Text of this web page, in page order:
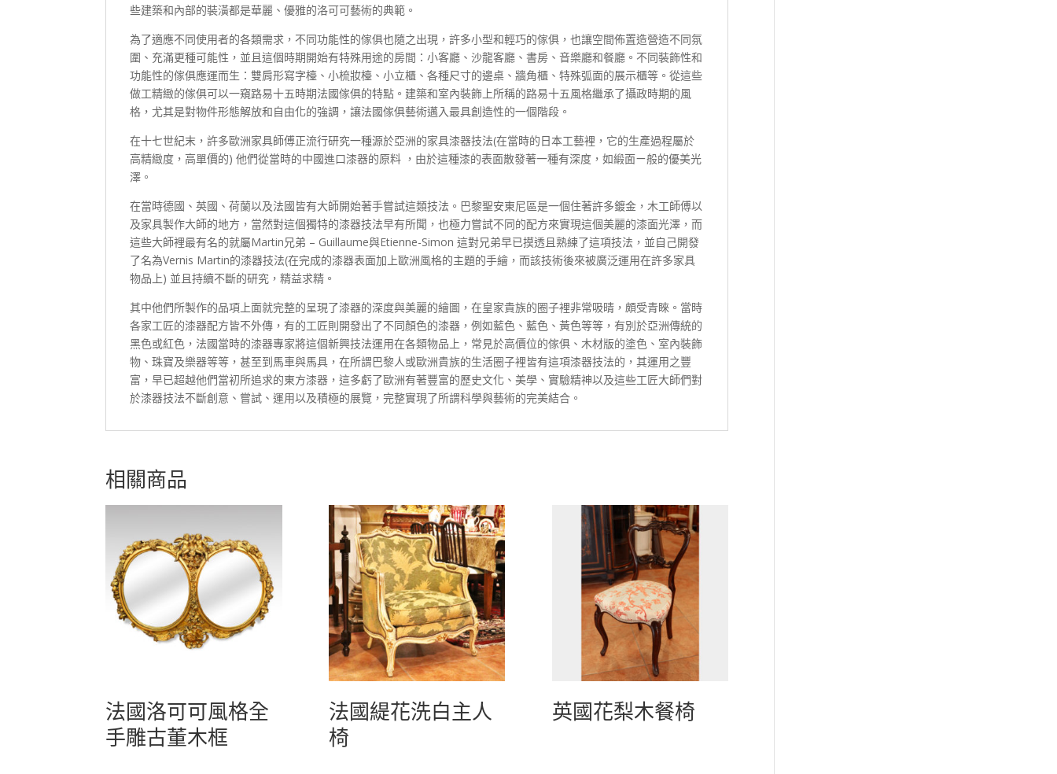
些建築和內部的裝潢都是華麗、優雅的洛可可藝術的典範。
為了適應不同使用者的各類需求，不同功能性的傢俱也隨之出現，許多小型和輕巧的傢俱，也讓空間佈置造營造不同氛
圍、充滿更種可能性，並且這個時期開始有特殊用途的房間：小客廳、沙龍客廳、書房、音樂廳和餐廳。不同裝飾性和
功能性的傢俱應運而生：雙肩形寫字檯、小梳妝檯、小立櫃、各種尺寸的邊桌、牆角櫃、特殊弧面的展示櫃等。從這些
做工精緻的傢俱可以一窺路易十五時期法國傢俱的特點。建築和室內裝飾上所稱的路易十五風格繼承了攝政時期的風
格，尤其是對物件形態解放和自由化的強調，讓法國傢俱藝術邁入最具創造性的一個階段。
在十七世紀末，許多歐洲家具師傅正流行研究一種源於亞洲的家具漆器技法(在當時的日本工藝裡，它的生產過程屬於
高精緻度，高單價的) 他們從當時的中國進口漆器的原料 ，由於這種漆的表面散發著一種有深度，如緞面ㄧ般的優美光
澤。
在當時德國、英國、荷蘭以及法國皆有大師開始著手嘗試這類技法。巴黎聖安東尼區是一個住著許多鍍金，木工師傅以
及家具製作大師的地方，當然對這個獨特的漆器技法早有所聞，也極力嘗試不同的配方來實現這個美麗的漆面光澤，而
這些大師裡最有名的就屬Martin兄弟 – Guillaume與Etienne-Simon 這對兄弟早已摸透且熟練了這項技法，並自己開發
了名為Vernis Martin的漆器技法(在完成的漆器表面加上歐洲風格的主題的手繪，而該技術後來被廣泛運用在許多家具
物品上) 並且持續不斷的研究，精益求精。
其中他們所製作的品項上面就完整的呈現了漆器的深度與美麗的繪圖，在皇家貴族的圈子裡非常吸晴，頗受青睞。當時
各家工匠的漆器配方皆不外傳，有的工匠則開發出了不同顏色的漆器，例如藍色、藍色、黃色等等，有別於亞洲傳統的
黑色或紅色，法國當時的漆器專家將這個新興技法運用在各類物品上，常見於高價位的傢俱、木材版的塗色、室內裝飾
物、珠寶及樂器等等，甚至到馬車與馬具，在所謂巴黎人或歐洲貴族的生活圈子裡皆有這項漆器技法的，其運用之豐
富，早已超越他們當初所追求的東方漆器，這多虧了歐洲有著豐富的歷史文化、美學、實驗精神以及這些工匠大師們對
於漆器技法不斷創意、嘗試、運用以及積極的展覽，完整實現了所謂科學與藝術的完美結合。
相關商品
法國洛可可風格全
手雕古董木框
法國緹花洗白主人
椅
英國花梨木餐椅